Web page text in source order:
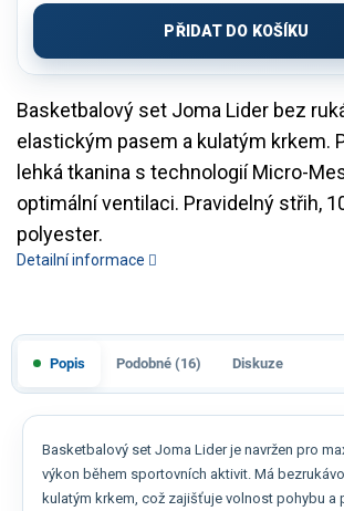
Basketbalový set Joma Lider bez
elastickým pasem a kulatým krkem.
lehká tkanina s technologií Micro-
optimální ventilaci. Pravidelný střih,
polyester.
Detailní informace
cena:
PŘIDAT DO KOŠÍKU
Popis Podobné (16) Diskuze
Basketbalový set Joma Lider je navržen pro
výkon během sportovních aktivit. Má
kulatým krkem, což zajišťuje volnost pohybu a